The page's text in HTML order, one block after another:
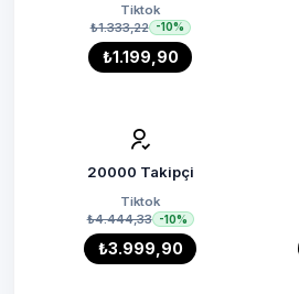
Tiktok
₺1.333,22
-10%
₺1.199,90
20000 Takipçi
Tiktok
₺4.444,33
-10%
₺3.999,90